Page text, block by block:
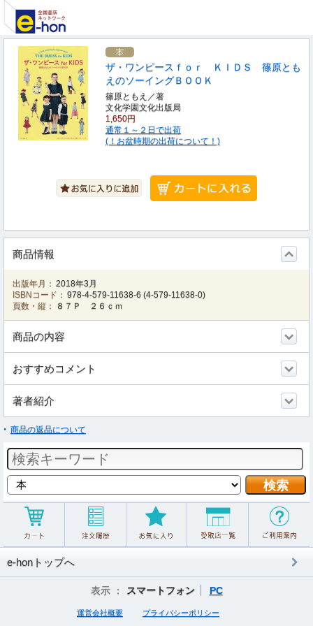
ザ・ワンピースｆｏｒ ＫＩＤＳ 篠原とも
えのソーイングＢＯＯＫ
篠原ともえ／著
文化学園文化出版局
1,650円
通常１～２日で出荷
(！お盆時期の出荷について！)
商品情報
出版年月： 2018年3月
ISBNコード： 978-4-579-11638-6 (4-579-11638-0)
頁数・縦：
８７Ｐ ２６ｃｍ
商品の内容
おすすめコメント
著者紹介
商品の返品について
e-honトップへ
表示 ： スマートフォン PC
運営会社概要 プライバシーポリシー